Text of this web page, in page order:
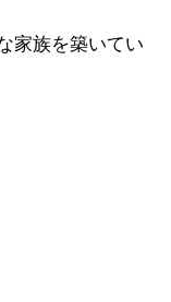
家族を築いてい